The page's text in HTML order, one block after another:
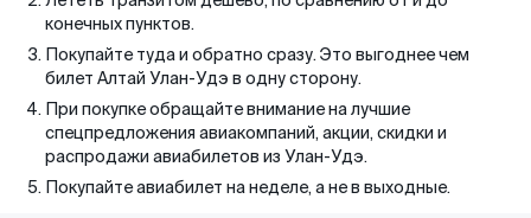
конечных пунктов.
Покупайте туда и обратно сразу. Это выгоднее чем
билет Алтай Улан-Удэ в одну сторону.
При покупке обращайте внимание на лучшие
спецпредложения авиакомпаний, акции, скидки и
распродажи авиабилетов из Улан-Удэ.
Покупайте авиабилет на неделе, а не в выходные.